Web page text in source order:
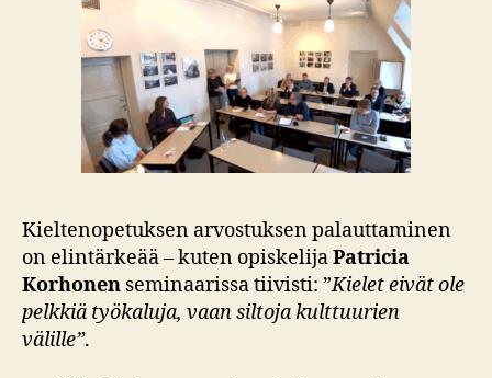
Kieltenopetuksen arvostuksen palauttaminen
on elintärkeää – kuten opiskelijaPatricia
Korhonen seminaarissa tiivisti: ”Kielet eivät ole
pelkkiä työkaluja, vaan siltoja kulttuurien
välille”.